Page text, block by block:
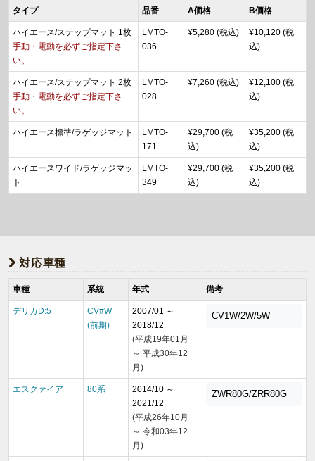
タイプ 品番 A価格 B価格
ハイエース/ステップマット 1枚
手動・電動を必ずご指定下さ
い。
LMTO-
036
¥5,280 (税込)
¥10,120 (税
込)
ハイエース/ステップマット 2枚
手動・電動を必ずご指定下さ
い。
LMTO-
028
¥7,260 (税込)
¥12,100 (税
込)
ハイエース標準/ラゲッジマット
LMTO-
171
¥29,700 (税
込)
¥35,200 (税
込)
ハイエースワイド/ラゲッジマッ
ト
LMTO-
349
¥29,700 (税
込)
¥35,200 (税
込)
対応車種
車種 系統 年式 備考
デリカD:5
CV#W
(前期)
2007/01 ～
2018/12
(平成19年01月
～ 平成30年12
月)
CV1W/2W/5W
エスクァイア 80系
2014/10 ～
2021/12
(平成26年10月
～ 令和03年12
月)
ZWR80G/ZRR80G